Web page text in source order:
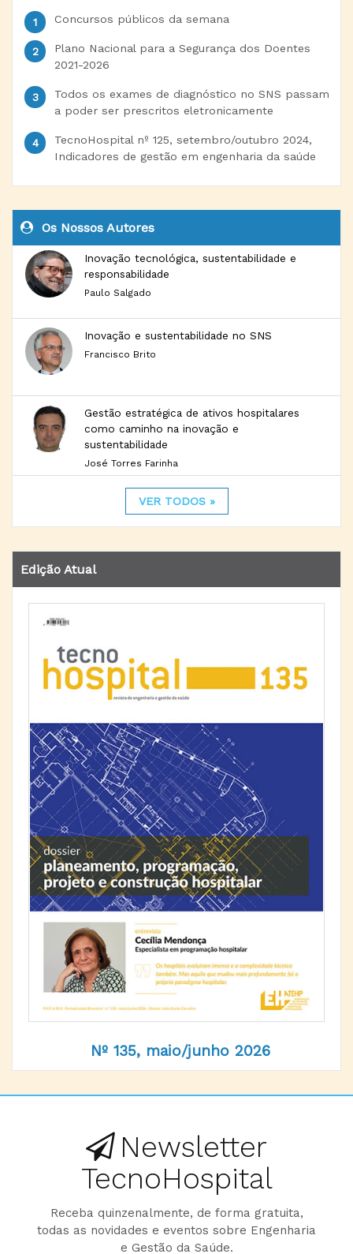
Concursos públicos da semana
Plano Nacional para a Segurança dos Doentes
2021-2026
Todos os exames de diagnóstico no SNS passam
a poder ser prescritos eletronicamente
TecnoHospital nº 125, setembro/outubro 2024,
Indicadores de gestão em engenharia da saúde
Os Nossos Autores
Inovação tecnológica, sustentabilidade e
responsabilidade
Paulo Salgado
Inovação e sustentabilidade no SNS
Francisco Brito
Gestão estratégica de ativos hospitalares
como caminho na inovação e
sustentabilidade
José Torres Farinha
VER TODOS »
Edição Atual
Nº 135, maio/junho 2026
Newsletter
TecnoHospital
Receba quinzenalmente, de forma gratuita,
todas as novidades e eventos sobre Engenharia
e Gestão da Saúde.